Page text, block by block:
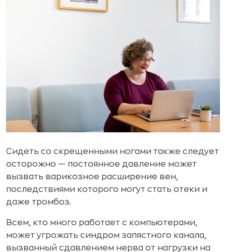
Сидеть со скрещенными ногами также следует
осторожно — постоянное давление может
вызвать варикозное расширение вен,
последствиями которого могут стать отеки и
даже тромбоз.
Всем, кто много работает с компьютерами,
может угрожать синдром запястного канала,
вызванный сдавлением нерва от нагрузки на